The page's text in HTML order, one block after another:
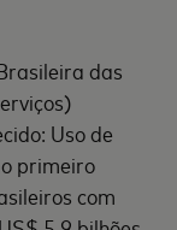
das
Uso de
primeiro
com